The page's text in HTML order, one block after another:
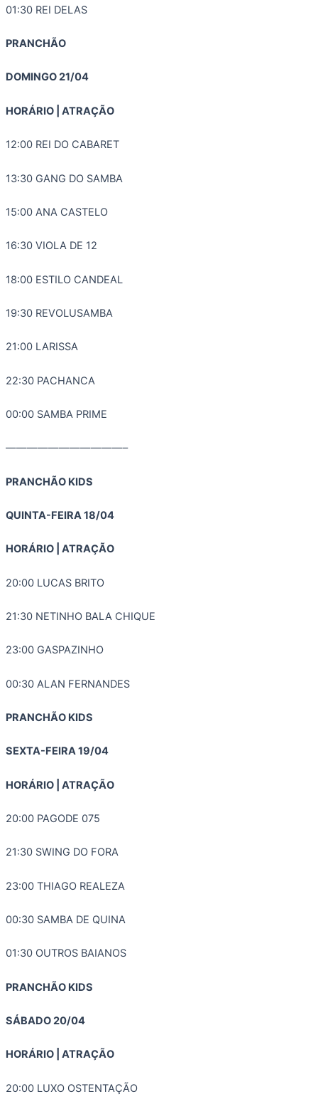
01:30 REI DELAS
PRANCHÃO
DOMINGO 21/04
HORÁRIO | ATRAÇÃO
12:00 REI DO CABARET
13:30 GANG DO SAMBA
15:00 ANA CASTELO
16:30 VIOLA DE 12
18:00 ESTILO CANDEAL
19:30 REVOLUSAMBA
21:00 LARISSA
22:30 PACHANCA
00:00 SAMBA PRIME
———————————–
PRANCHÃO KIDS
QUINTA-FEIRA 18/04
HORÁRIO | ATRAÇÃO
20:00 LUCAS BRITO
21:30 NETINHO BALA CHIQUE
23:00 GASPAZINHO
00:30 ALAN FERNANDES
PRANCHÃO KIDS
SEXTA-FEIRA 19/04
HORÁRIO | ATRAÇÃO
20:00 PAGODE 075
21:30 SWING DO FORA
23:00 THIAGO REALEZA
00:30 SAMBA DE QUINA
01:30 OUTROS BAIANOS
PRANCHÃO KIDS
SÁBADO 20/04
HORÁRIO | ATRAÇÃO
20:00 LUXO OSTENTAÇÃO